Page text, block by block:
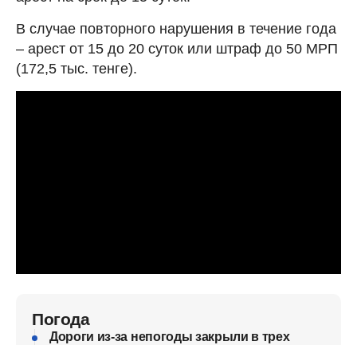
В случае повторного нарушения в течение года
– арест от 15 до 20 суток или штраф до 50 МРП
(172,5 тыс. тенге).
Погода
Дороги из-за непогоды закрыли в трех